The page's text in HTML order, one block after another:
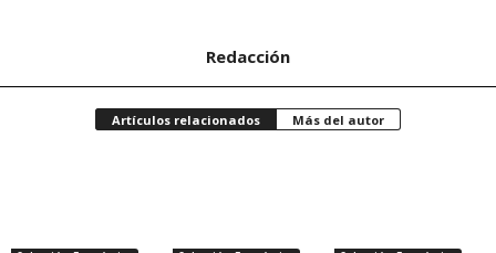
Redacción
Artículos relacionados Más del autor